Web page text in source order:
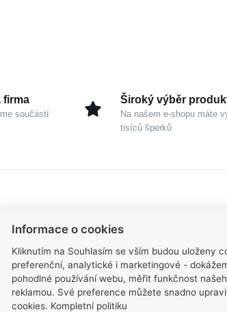
firma
součástí
Široký výběr
Na našem e-shopu máte
tisíců šperků
MOISS
Informace o cookies
Kliknutím na Souhlasím se vším budou uloženy
preferenční, analytické i marketingové -
pohodlné používání webu, měřit funkčnost
reklamou. Své preference můžete snadno
cookies. Kompletní politiku